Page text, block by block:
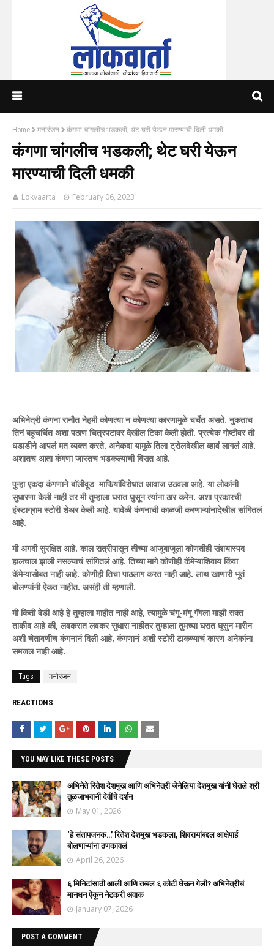
Home मनोरंजन कंगणा चांगलीच भडकली; थेट घरी येऊन मारण्याची दिली धमकी
कंगणा चांगलीच भडकली; थेट घरी येऊन
मारण्याची दिली धमकी
Lokvaarta February 06, 2023
अभिनेत्री कंगना रानौत नेहमी कोणत्या न कोणत्या कारणामुळे चर्चेत असते. नुकताच
तिनं बहुचर्चित अशा पठाण चित्रपटावर देखील टिका केली होती. प्रत्येक गोष्टीवर ती
धडाडीने आपलं मत व्यक्त करते. अनेकदा यामुळे तिला ट्रोलदेखील व्हावं लागलं आहे.
अशातच आता कंगणा जास्तच भडकल्याची दिसत आहे.
पुन्हा एकदा कंगणाने बाॅलीवूड माफियांविरोधात आवाज उठवला आहे. या लोकांनी
सुधारणा केली नाही तर मी तुम्हाला घरात घुसून त्यांना ठार करेन. अशा प्रकारची
इंस्टाग्राम स्टोरी शेअर केली आहे. यावेळी कंगनाची काळजी करणाऱ्यांनादेखील सांगितलं
आहे.
मी अगदी सुरक्षित आहे. काल रात्रीपासून तीच्या आजूबाजूला कोणतीही संशयास्पद
हालचाल झाली नसल्याचं सांगितलं आहे. तिच्या मागे कोणीही कॅमेऱ्याशिवाय किंवा
कॅमेऱ्यासोबत नाही आहे. कोणीही तिचा पाठलाग करत नाही आहे. लाथ खाणारी भूतं
बोलण्यांनी ऐकत नाहीत. असंही ती म्हणाली.
मी किती वेडी आहे हे तुम्हाला माहीत नाही आहे, त्यामुळे चंगू-मंगू गॅगला माझी सक्त
ताकीद आहे की, लवकरात लवकर सुधारा नाहीतर तुम्हाला तुमच्या घरात घूसुन मारीन
अशी चेतावणीच कंगनानं दिली आहे. कंगणानं अशी स्टोरी टाकण्याचं कारण अनेकांना
समजल नाही आहे.
Tags मनोरंजन
REACTIONS
YOU MAY LIKE THESE POSTS
अभिनेते रितेश देशमुख आणि अभिनेत्री जेनेलिया देशमुख यांनी घेतले श्री
तुळजाभवानी देवींचे दर्शन
May 01, 2026
‘हे संतापजनक…’ रितेश देशमुख भडकला, शिवरायांबद्दल आक्षेपार्ह
बोलणाऱ्यांना ठणकावलं
April 26, 2026
६ मिनिटांसाठी आली आणि तब्बल ६ कोटी घेऊन गेली? अभिनेत्रीचं
मानधन ऐकून नेटकरी अवाक
January 07, 2026
POST A COMMENT